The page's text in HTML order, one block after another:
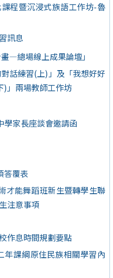
課程暨沉浸式族語工作坊-魯
訊息
—總場線上成果論壇」
話練習(上)」及「我想好好
)」兩場教師工作坊
學家長座談會邀請函
答覆表
才能舞蹈班新生暨轉學生聯
注意事項
作息時間規劃要點
年課綱原住民族相關學習內